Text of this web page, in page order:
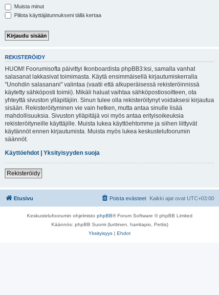
Muista minut
Piilota käyttäjätunnukseni tällä kertaa
REKISTERÖIDY
HUOM! Foorumisofta päivittyi Ikonboardista phpBB3:ksi, samalla vanhat
salasanat lakkasivat toimimasta. Käytä ensimmäisellä kirjautumiskerralla
"Unohdin salasanani" valintaa (vaatii että alkuperäisessä rekisteröinnissä
käytetty sähköposti toimii). Mikäli haluat vaihtaa sähköpostiosoitteen, ota
yhteyttä sivuston ylläpitäjiin. Sinun tulee olla rekisteröitynyt voidaksesi kirjautua
sisään. Rekisteröityminen vie vain hetken, mutta antaa sinulle lisää
mahdollisuuksia. Sivuston ylläpitäjä voi myös antaa erityisoikeuksia
rekisteröityneille käyttäjille. Muista lukea käyttöehtomme ja siihen liittyvät
käytännöt ennen kirjautumista. Muista myös lukea keskustelufoorumin
säännöt.
Käyttöehdot | Yksityisyyden suoja
Rekisteröidy
Etusivu Kaikki ajat ovat UTC+03:00
Poista evästeet
Keskustelufoorumin ohjelmisto phpBB® Forum Software © phpBB Limited
Käännös: phpBB Suomi (lurttinen, harritapio, Pettis)
Yksityisyys | Ehdot